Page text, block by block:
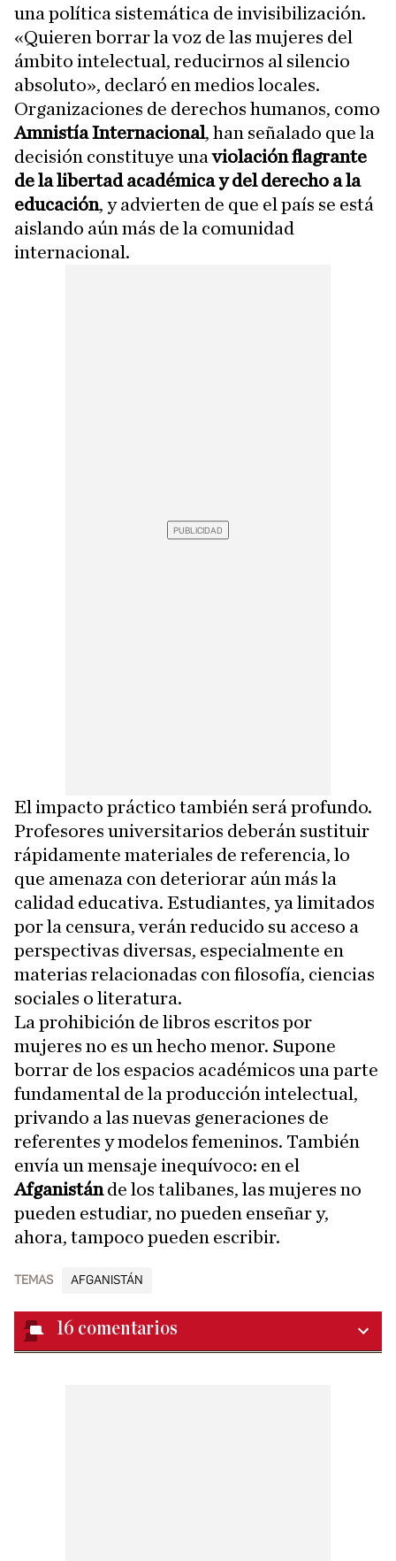
una política sistemática de invisibilización.
«Quieren borrar la voz de las mujeres del
ámbito intelectual, reducirnos al silencio
absoluto», declaró en medios locales.
Organizaciones de derechos humanos, como
Amnistía Internacional, han señalado que la
decisión constituye unaviolación flagrante
de la libertad académica y del derecho a la
educación, y advierten de que el país se está
aislando aún más de la comunidad
internacional.
El impacto práctico también será profundo.
Profesores universitarios deberán sustituir
rápidamente materiales de referencia, lo
que amenaza con deteriorar aún más la
calidad educativa. Estudiantes, ya limitados
por la censura, verán reducido su acceso a
perspectivas diversas, especialmente en
materias relacionadas con filosofía, ciencias
sociales o literatura.
La prohibición de libros escritos por
mujeres no es un hecho menor. Supone
borrar de los espacios académicos una parte
fundamental de la producción intelectual,
privando a las nuevas generaciones de
referentes y modelos femeninos. También
envía un mensaje inequívoco: en el
Afganistánde los talibanes, las mujeres no
pueden estudiar, no pueden enseñar y,
ahora, tampoco pueden escribir.
TEMAS AFGANISTÁN
16 comentarios